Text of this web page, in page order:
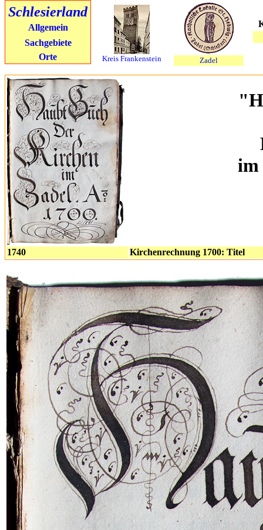
Zadel
Kreis Frankenstein
Schlesierland
Allgemein
Sachgebiete
Orte
im
1740 Kirchenrechnung 1700: Titel